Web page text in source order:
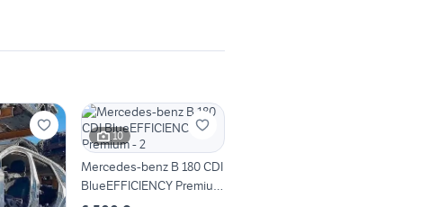
10
Mercedes-benz B 180 CDI
BlueEFFICIENCY Premium